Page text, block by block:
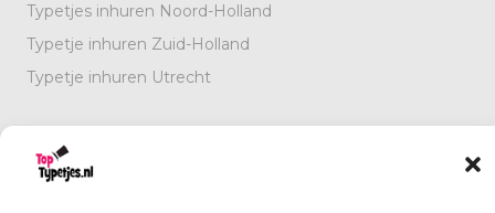
Typetjes inhuren Noord-Holland
Typetje inhuren Zuid-Holland
Typetje inhuren Utrecht